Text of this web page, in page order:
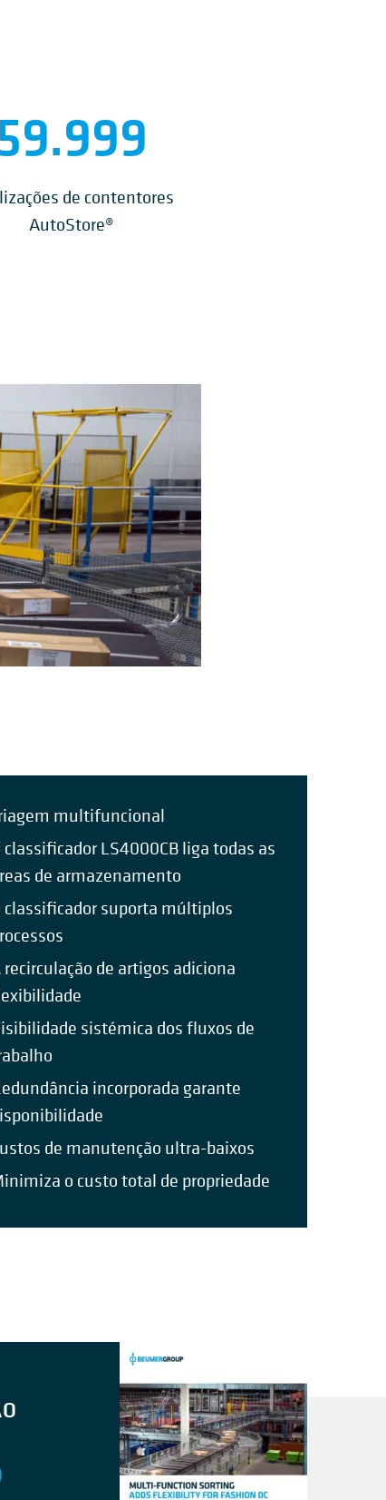
de contentores
AutoStore®
multifuncional
classificador LS4000CB liga todas as
de armazenamento
classificador suporta múltiplos
recirculação de artigos adiciona
sistémica dos fluxos de
incorporada garante
de manutenção ultra-baixos
o custo total de propriedade